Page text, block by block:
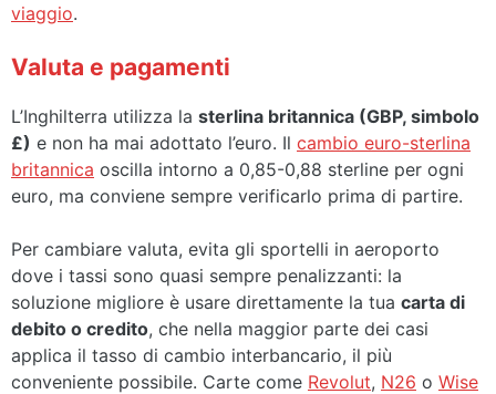
viaggio.
Valuta e pagamenti
L’Inghilterra utilizza la sterlina britannica (GBP, simbolo
£) e non ha mai adottato l’euro. Il cambio euro-sterlina
britannica oscilla intorno a 0,85-0,88 sterline per ogni
euro, ma conviene sempre verificarlo prima di partire.
Per cambiare valuta, evita gli sportelli in aeroporto
dove i tassi sono quasi sempre penalizzanti: la
soluzione migliore è usare direttamente la tua carta di
debito o credito, che nella maggior parte dei casi
applica il tasso di cambio interbancario, il più
conveniente possibile. Carte come Revolut, N26 o Wise